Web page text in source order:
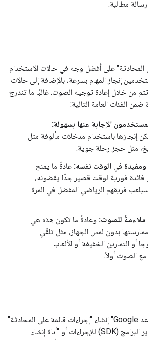
مطالبة.
المحادثة" على أفضل وجه في حالات الاستخدام
إنجاز المهام بسرعة، بالإضافة إلى حالات
تتم من خلال إعادة توجيه الصوت. غالبًا ما تندرج
ضمن الفئات العامة التالية:
الإجابة عنها بسهولة:
إنجازها باستخدام مدخلات مألوفة مثل
مثل حجز رحلة جوية.
في الوقت نفسه: عادةً ما يمنح
فائدة فورية لوقت قصير جدًا يقضونه،
فريقهم الرياضي المفضل في المرة
ملاءمةً للصوت: وعادةً ما تكون هذه هي
ممارستها بدون لمس الجهاز، مثل تلقّي
أو التمارين الخفيفة أو الألعاب
مع الصوت أولاً.
تتيح لك "المهام مع مساعد Google" إنشاء "إجراءات قائمة على المحادثة"
إما باستخدام حزمة تطوير البرامج (SDK) للإجراءات أو "أداة إنشاء